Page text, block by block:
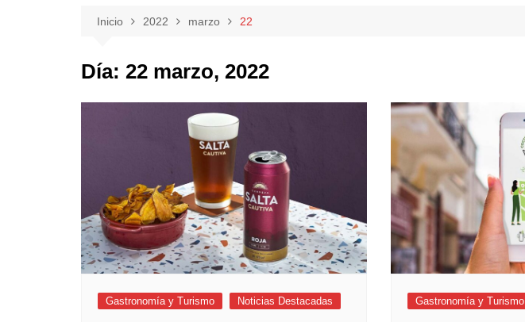
Negocios
Lifestyle
Motores
Tecnología y Gadgets
Empresas y Negocios
Espectáculos
Trendy News
LifeStyle
Inicio 2022 marzo 22
Día: 22 marzo, 2022
Gastronomía y Turismo Noticias Destacadas Gastronomía y Turismo